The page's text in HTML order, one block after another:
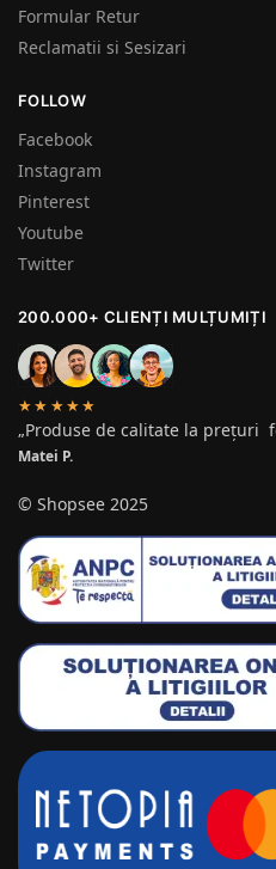
Formular Retur
Reclamatii si Sesizari
FOLLOW
Facebook
Instagram
Pinterest
Youtube
Twitter
200.000+ CLIENȚI MULȚUMIȚI
★★★★★
„Produse de calitate la prețuri
Matei P.
© Shopsee 2025